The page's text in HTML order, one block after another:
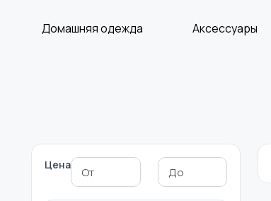
Домашняя одежда Аксессуары
Футболки и поло Штаны и шорты
Цена